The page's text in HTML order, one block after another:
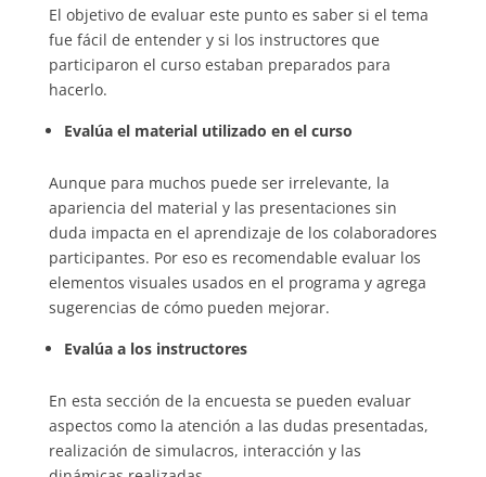
El objetivo de evaluar este punto es saber si el tema
fue fácil de entender y si los instructores que
participaron el curso estaban preparados para
hacerlo.
Evalúa el material utilizado en el curso
Aunque para muchos puede ser irrelevante, la
apariencia del material y las presentaciones sin
duda impacta en el aprendizaje de los colaboradores
participantes. Por eso es recomendable evaluar los
elementos visuales usados en el programa y agrega
sugerencias de cómo pueden mejorar.
Evalúa a los instructores
En esta sección de la encuesta se pueden evaluar
aspectos como la atención a las dudas presentadas,
realización de simulacros, interacción y las